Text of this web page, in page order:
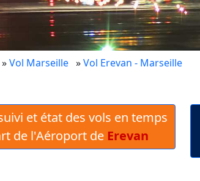
»Vol Marseille »Vol Erevan - Marseille
et état des vols en temps
de l'Aéroport de Erevan